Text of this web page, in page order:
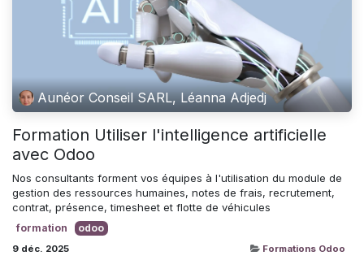
Aunéor Conseil SARL, Léanna Adjedj
Formation Utiliser l'intelligence artificielle
avec Odoo
Nos consultants forment vos équipes à l'utilisation du module de
gestion des ressources humaines, notes de frais, recrutement,
contrat, présence, timesheet et flotte de véhicules
formation odoo
9 déc. 2025 Formations Odoo